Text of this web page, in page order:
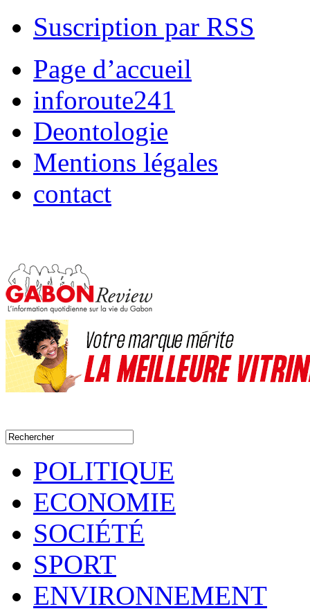
Suscription par RSS
Page d’accueil
inforoute241
Deontologie
Mentions légales
contact
POLITIQUE
ECONOMIE
SOCIÉTÉ
SPORT
ENVIRONNEMENT